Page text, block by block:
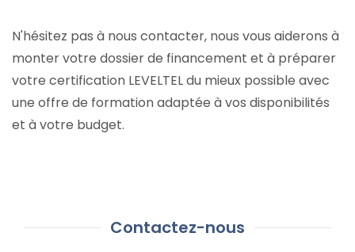
N'hésitez pas à nous contacter, nous vous aiderons à
monter votre dossier de financement et à préparer
votre certification LEVELTEL du mieux possible avec
une offre de formation adaptée à vos disponibilités
et à votre budget.
Contactez-nous